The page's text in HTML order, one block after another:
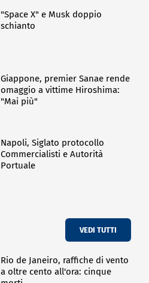
"Space X" e Musk doppio
schianto
Giappone, premier Sanae rende
omaggio a vittime Hiroshima:
"Mai più"
Napoli, Siglato protocollo
Commercialisti e Autorità
Portuale
VEDI TUTTI
Rio de Janeiro, raffiche di vento
a oltre cento all'ora: cinque